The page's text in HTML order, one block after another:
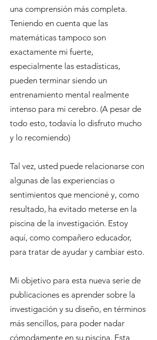
una comprensión más completa.
Teniendo en cuenta que las
matemáticas tampoco son
exactamente mi fuerte,
especialmente las estadísticas,
pueden terminar siendo un
entrenamiento mental realmente
intenso para mi cerebro. (A pesar de
todo esto, todavía lo disfruto mucho
y lo recomiendo)
Tal vez, usted puede relacionarse con
algunas de las experiencias o
sentimientos que mencioné y, como
resultado, ha evitado meterse en la
piscina de la investigación. Estoy
aquí, como compañero educador,
para tratar de ayudar y cambiar esto.
Mi objetivo para esta nueva serie de
publicaciones es aprender sobre la
investigación y su diseño, en términos
más sencillos, para poder nadar
cómodamente en su piscina. Esta